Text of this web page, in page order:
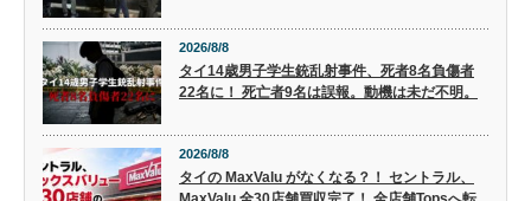
2026/8/8
タイ14歳男子学生銃乱射事件、死者8名負傷者
22名に！ 死亡者9名は誤報。動機は未だ不明。
2026/8/8
タイの MaxValu がなくなる？！ セントラル、